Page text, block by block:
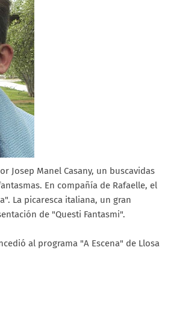
Josep Manel Casany, un buscavidas
En compañía de Rafaelle, el
La picaresca italiana, un gran
de "Questi Fantasmi".
al programa "A Escena" de Llosa